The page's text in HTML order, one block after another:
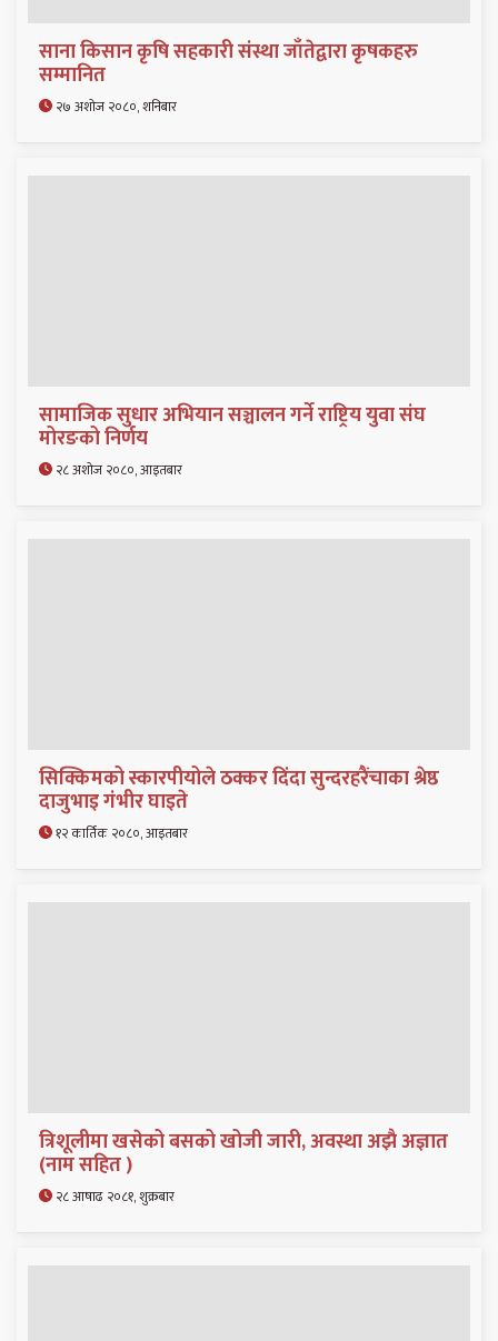
साना किसान कृषि सहकारी संस्था जाँतेद्वारा कृषकहरु
सम्मानित
२७ अशोज २०८०, शनिबार
सामाजिक सुधार अभियान सञ्चालन गर्ने राष्ट्रिय युवा संघ
मोरङको निर्णय
२८ अशोज २०८०, आइतबार
सिक्किमको स्कारपीयोले ठक्कर दिंदा सुन्दरहरैंचाका श्रेष्ठ
दाजुभाइ गंभीर घाइते
१२ कार्तिक २०८०, आइतबार
त्रिशूलीमा खसेको बसको खोजी जारी, अवस्था अझै अज्ञात
(नाम सहित )
२८ आषाढ २०८१, शुक्रबार